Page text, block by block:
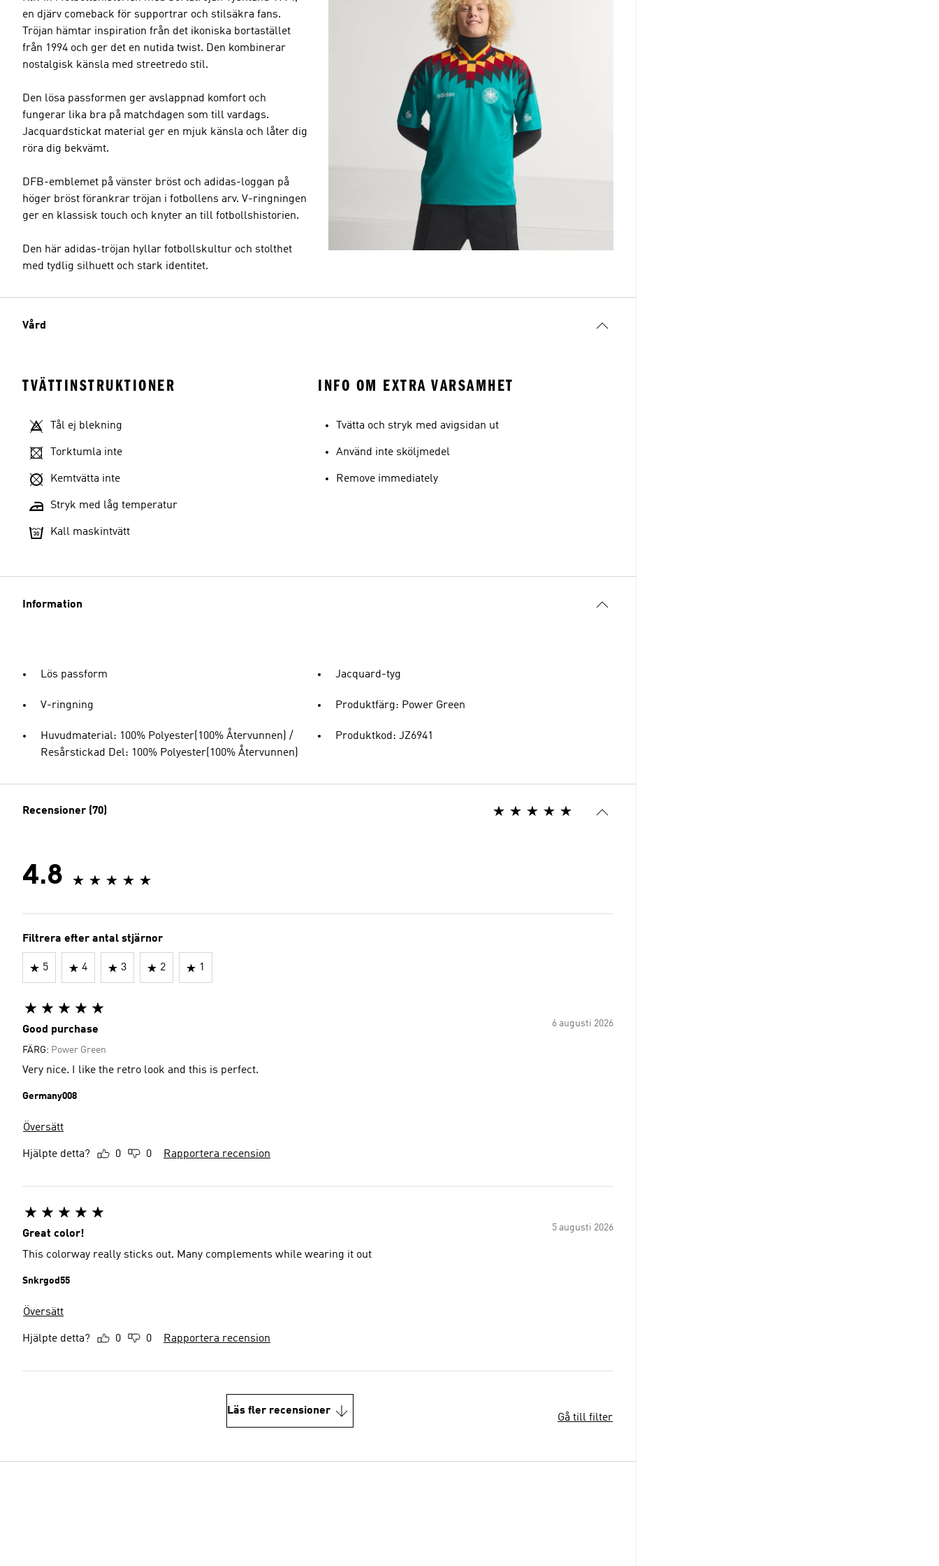
en djärv comeback för supportrar och stilsäkra fans.
Tröjan hämtar inspiration från det ikoniska bortastället
från 1994 och ger det en nutida twist. Den kombinerar
nostalgisk känsla med streetredo stil.
Den lösa passformen ger avslappnad komfort och
fungerar lika bra på matchdagen som till vardags.
Jacquardstickat material ger en mjuk känsla och låter dig
röra dig bekvämt.
DFB-emblemet på vänster bröst och adidas-loggan på
höger bröst förankrar tröjan i fotbollens arv. V-ringningen
ger en klassisk touch och knyter an till fotbollshistorien.
Den här adidas-tröjan hyllar fotbollskultur och stolthet
med tydlig silhuett och stark identitet.
Vård
TVÄTTINSTRUKTIONER
Tål ej blekning
Torktumla inte
Kemtvätta inte
Stryk med låg temperatur
Kall maskintvätt
INFO OM EXTRA VARSAMHET
Tvätta och stryk med avigsidan ut
Använd inte sköljmedel
Remove immediately
Information
Lös passform
V-ringning
Huvudmaterial: 100% Polyester(100% Återvunnen) /
Resårstickad Del: 100% Polyester(100% Återvunnen)
Jacquard-tyg
Produktfärg: Power Green
Produktkod: JZ6941
Recensioner (70)
4.8
Filtrera efter antal stjärnor
5 4 3 2 1
6 augusti 2026
Good purchase
FÄRG: Power Green
Very nice. I like the retro look and this is perfect.
Germany008
Översätt
Hjälpte detta? 0 0 Rapportera recension
5 augusti 2026
Great color!
This colorway really sticks out. Many complements while wearing it out
Snkrgod55
Översätt
Hjälpte detta? 0 0 Rapportera recension
Läs fler recensioner
Gå till filter